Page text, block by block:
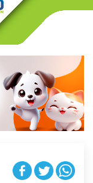
v
g
t
i
o
n